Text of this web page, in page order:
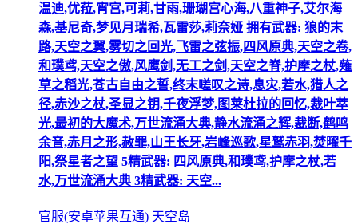
温迪,优菈,宵宫,可莉,甘雨,珊瑚宫心海,八重神子,艾尔海
森,基尼奇,梦见月瑞希,瓦雷莎,莉奈娅 拥有武器: 狼的末
路,天空之翼,雾切之回光,飞雷之弦振,四风原典,天空之卷,
和璞鸢,天空之傲,风鹰剑,无工之剑,天空之脊,护摩之杖,薙
草之稻光,苍古自由之誓,终末嗟叹之诗,息灾,若水,猎人之
径,赤沙之杖,圣显之钥,千夜浮梦,图莱杜拉的回忆,裁叶萃
光,最初的大魔术,万世流涌大典,静水流涌之辉,裁断,鹤鸣
余音,赤月之形,赦罪,山王长牙,岩峰巡歌,星鹫赤羽,焚曜千
阳,祭星者之望 5精武器: 四风原典,和璞鸢,护摩之杖,若
水,万世流涌大典 3精武器: 天空...
官服(安卓苹果互通) 天空岛